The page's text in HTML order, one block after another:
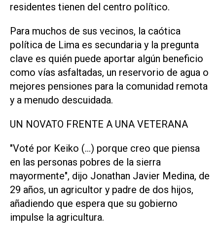
residentes tienen del centro ⁠político.
Para muchos de sus vecinos, la caótica
política de Lima es secundaria y la pregunta
clave es quién puede aportar algún beneficio
como ‌vías asfaltadas, un reservorio de agua o
mejores pensiones para la comunidad remota
y a menudo descuidada.
UN NOVATO FRENTE ⁠A UNA VETERANA
"Voté por Keiko (...) porque creo que piensa
en las personas pobres de ⁠la sierra
mayormente", dijo Jonathan Javier Medina, de
29 años, un agricultor y padre de dos hijos,
añadiendo que espera que su gobierno
impulse la agricultura.